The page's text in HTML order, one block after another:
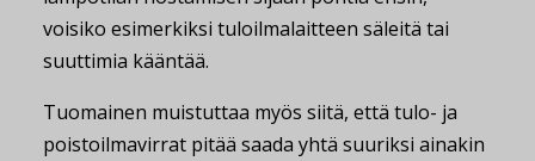
voisiko esimerkiksi tuloilmalaitteen säleitä tai
suuttimia kääntää.
Tuomainen muistuttaa myös siitä, että tulo- ja
poistoilmavirrat pitää saada yhtä suuriksi ainakin